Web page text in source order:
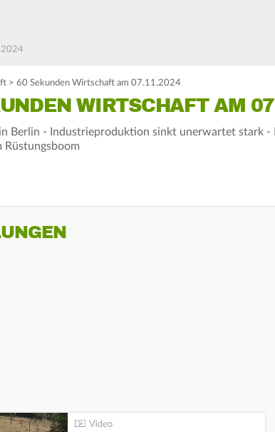
> 60 Sekunden Wirtschaft am 07.11.2024
WIRTSCHAFT AM
Berlin - Industrieproduktion sinkt unerwartet stark